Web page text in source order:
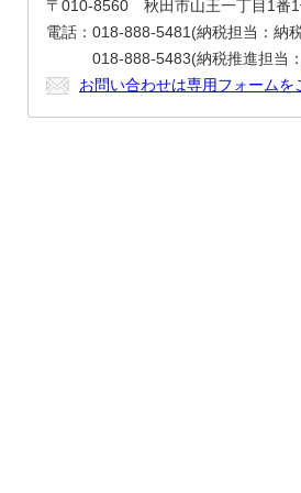
〒010-8560 秋田市山王一丁目1番
電話：018-888-5481(納税担当：納
018-888-5483(納税推進担当：
お問い合わせは専用フォームを